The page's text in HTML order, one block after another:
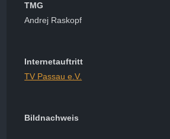
TMG
Andrej Raskopf
Internetauftritt
TV Passau e.V.
Bildnachweis